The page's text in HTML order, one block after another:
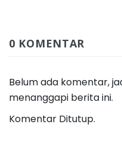
0 KOMENTAR
Belum ada komentar,
menanggapi berita ini.
Komentar Ditutup.